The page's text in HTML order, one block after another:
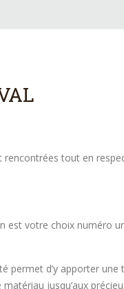
rencontrées tout en
votre choix numéro
d’y apporter une
jusqu’aux